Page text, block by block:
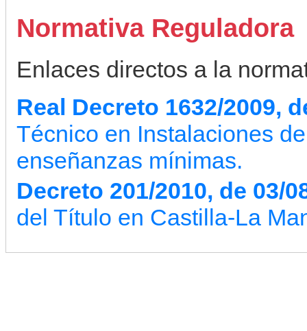
Normativa Reguladora
Enlaces directos a la
Real Decreto 1632/2009,
Técnico en Instalaciones
enseñanzas mínimas.
Decreto 201/2010, de 03/
del Título en Castilla-La